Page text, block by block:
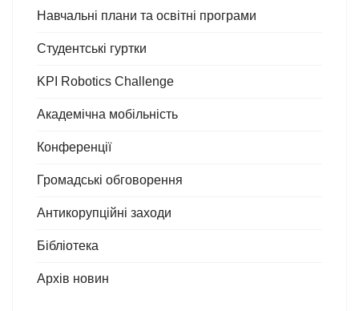
Навчальні плани та освітні програми
Студентські гуртки
KPI Robotics Challenge
Академічна мобільність
Конференції
Громадські обговорення
Антикорупційні заходи
Бібліотека
Архів новин